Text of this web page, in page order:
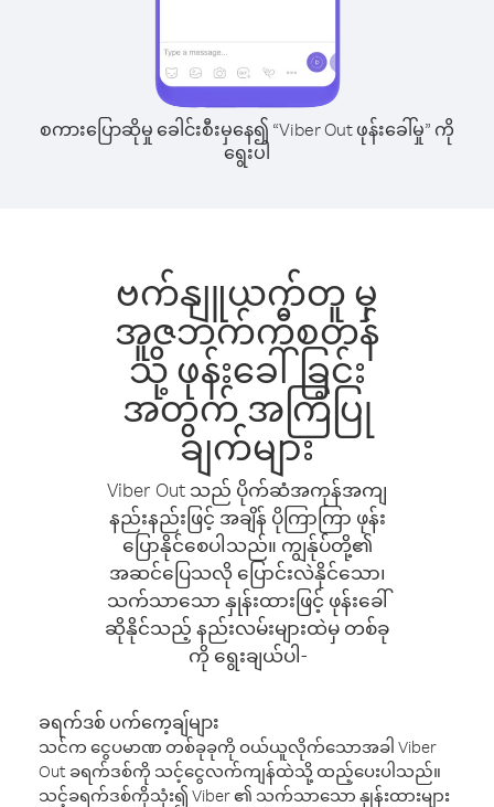
စကားပြောဆိုမှု ခေါင်းစီးမှနေ၍ “Viber Out ဖုန်းခေါ်မှု” ကို
ရွေးပါ
ဗက်နျူယက်တူ မှ
အူဇဘက်ကီစတန်
သို့ ဖုန်းခေါ်ခြင်း
အတွက် အကြံပြု
ချက်များ
Viber Out သည် ပိုက်ဆံအကုန်အကျ
နည်းနည်းဖြင့် အချိန် ပိုကြာကြာ ဖုန်း
ပြောနိုင်စေပါသည်။ ကျွန်ုပ်တို့၏
အဆင်ပြေသလို ပြောင်းလဲနိုင်သော၊
သက်သာသော နှုန်းထားဖြင့် ဖုန်းခေါ်
ဆိုနိုင်သည့် နည်းလမ်းများထဲမှ တစ်ခု
ကို ရွေးချယ်ပါ-
ခရက်ဒစ် ပက်ကေ့ချ်များ
သင်က ငွေပမာဏ တစ်ခုခုကို ဝယ်ယူလိုက်သောအခါ Viber
Out ခရက်ဒစ်ကို သင့်ငွေလက်ကျန်ထဲသို့ ထည့်ပေးပါသည်။
သင့်ခရက်ဒစ်ကိုသုံး၍ Viber ၏ သက်သာသော နှုန်းထားများ